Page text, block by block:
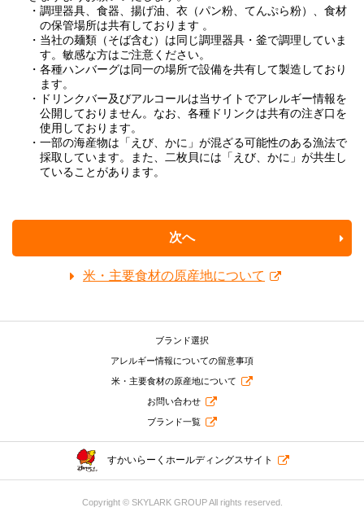
調理器具、食器、揚げ油、衣（パン粉、てんぷら粉）、食材
の保管場所は共有しております 。
当社の麺類（そば含む）は同じ調理器具・釜で調理していま
す。敏感な方はご注意ください。
各種ハンバーグは同一の場所で設備を共有して製造しており
ます。
ドリンクバー及びアルコールは当サイトでアレルギー情報を
公開しておりません。なお、各種ドリンクは共有の注ぎ口を
使用しております。
一部の海産物は「えび、かに」が混ざる可能性のある漁法で
採取しています。また、二枚貝には「えび、かに」が共生し
ていることがあります。
次へ
米・主要食材の原産地について
ブランド選択
アレルギー情報についての留意事項
米・主要食材の原産地について
お問い合わせ
ブランド一覧
すかいらーくホールディングスサイト
Copyright © SKYLARK GROUP All rights reserved.